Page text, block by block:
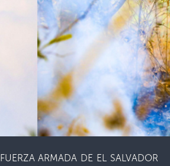
FUERZA ARMADA DE EL SALVADOR